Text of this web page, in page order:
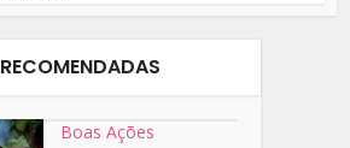
RECOMENDADAS
Boas Ações